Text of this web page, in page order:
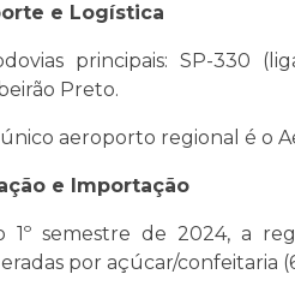
e Logística
principais: SP-330
Preto.
aeroporto regional é o
e Importação
1º semestre de 2024, a
por açúcar/confeitaria